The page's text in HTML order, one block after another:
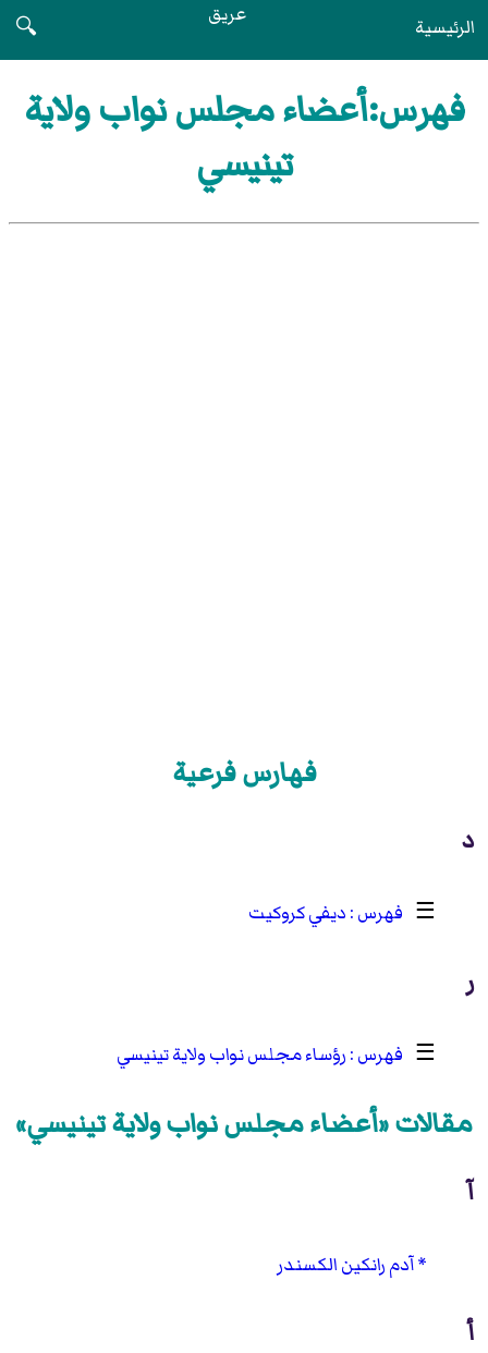
الرئيسية عريق
🔍
فهرس:أعضاء مجلس نواب ولاية
تينيسي
فهارس فرعية
د
☰ ديفي كروكيت
ر
☰ رؤساء مجلس نواب ولاية تينيسي
مقالات «أعضاء مجلس نواب ولاية تينيسي»
آ
آدم رانكين الكسندر
أ